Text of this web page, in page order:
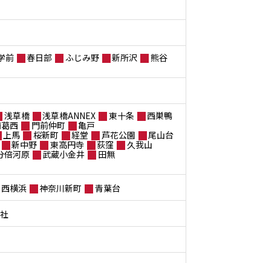
前 春日部 ふじみ野 新所沢
熊谷
浅草橋 浅草橋ANNEX 東十条
西巣鴨
西 門前仲町
亀戸
上馬 桜新町 経堂 芦花公園
尾山台
新中野 東高円寺 荻窪
久我山
倍河原 武蔵小金井
田無
西横浜 神奈川新町 青葉台